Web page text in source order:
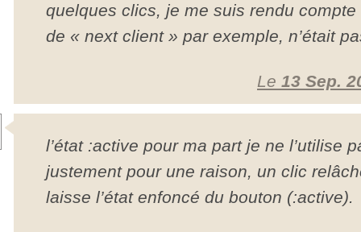
quelques clics, je me suis rendu compte
de « next client » par exemple, n’était
Le 13 Sep.
l’état :active pour ma part je ne l’utilise
justement pour une raison, un clic
laisse l’état enfoncé du bouton (:active).